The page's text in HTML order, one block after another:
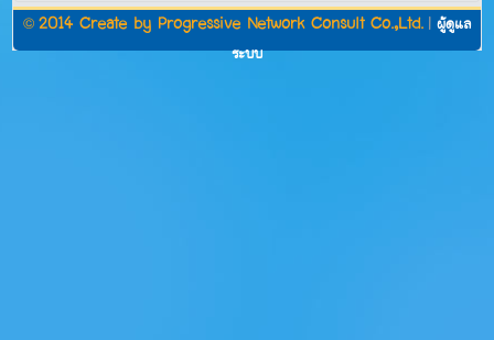
© 2014 Create by Progressive Network Consult Co.,Ltd. ผู้ดูแล
ระบบ